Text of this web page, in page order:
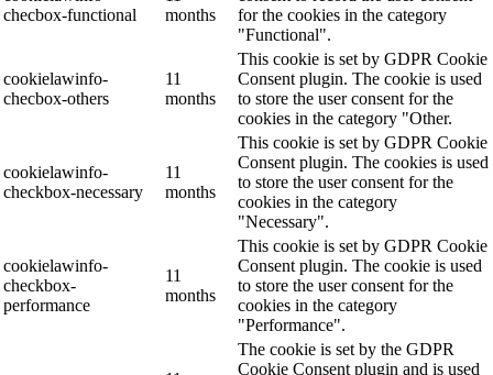
checbox-functional
months
for the cookies in the category
"Functional".
cookielawinfo-
checbox-others
11
months
This cookie is set by GDPR Cookie
Consent plugin. The cookie is used
to store the user consent for the
cookies in the category "Other.
cookielawinfo-
checkbox-necessary
11
months
This cookie is set by GDPR Cookie
Consent plugin. The cookies is used
to store the user consent for the
cookies in the category
"Necessary".
cookielawinfo-
checkbox-
performance
11
months
This cookie is set by GDPR Cookie
Consent plugin. The cookie is used
to store the user consent for the
cookies in the category
"Performance".
The cookie is set by the GDPR
Cookie Consent plugin and is used